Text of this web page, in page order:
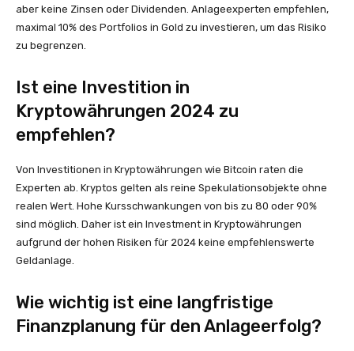
aber keine Zinsen oder Dividenden. Anlageexperten empfehlen,
maximal 10% des Portfolios in Gold zu investieren, um das Risiko
zu begrenzen.
Ist eine Investition in
Kryptowährungen 2024 zu
empfehlen?
Von Investitionen in Kryptowährungen wie Bitcoin raten die
Experten ab. Kryptos gelten als reine Spekulationsobjekte ohne
realen Wert. Hohe Kursschwankungen von bis zu 80 oder 90%
sind möglich. Daher ist ein Investment in Kryptowährungen
aufgrund der hohen Risiken für 2024 keine empfehlenswerte
Geldanlage.
Wie wichtig ist eine langfristige
Finanzplanung für den Anlageerfolg?